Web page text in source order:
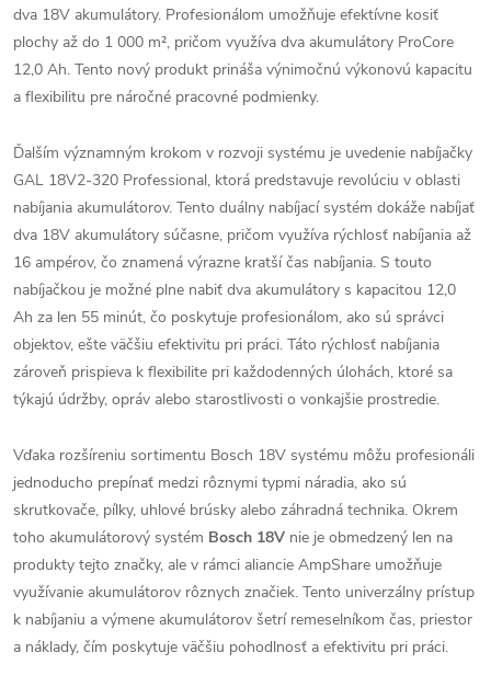
dva 18V akumulátory. Profesionálom umožňuje efektívne kosiť
plochy až do 1 000 m², pričom využíva dva akumulátory ProCore
12,0 Ah. Tento nový produkt prináša výnimočnú výkonovú kapacitu
a flexibilitu pre náročné pracovné podmienky.
Ďalším významným krokom v rozvoji systému je uvedenie nabíjačky
GAL 18V2-320 Professional, ktorá predstavuje revolúciu v oblasti
nabíjania akumulátorov. Tento duálny nabíjací systém dokáže nabíjať
dva 18V akumulátory súčasne, pričom využíva rýchlosť nabíjania až
16 ampérov, čo znamená výrazne kratší čas nabíjania. S touto
nabíjačkou je možné plne nabiť dva akumulátory s kapacitou 12,0
Ah za len 55 minút, čo poskytuje profesionálom, ako sú správci
objektov, ešte väčšiu efektivitu pri práci. Táto rýchlosť nabíjania
zároveň prispieva k flexibilite pri každodenných úlohách, ktoré sa
týkajú údržby, opráv alebo starostlivosti o vonkajšie prostredie.
Vďaka rozšíreniu sortimentu Bosch 18V systému môžu profesionáli
jednoducho prepínať medzi rôznymi typmi náradia, ako sú
skrutkovače, pílky, uhlové brúsky alebo záhradná technika. Okrem
toho akumulátorový systém Bosch 18V nie je obmedzený len na
produkty tejto značky, ale v rámci aliancie AmpShare umožňuje
využívanie akumulátorov rôznych značiek. Tento univerzálny prístup
k nabíjaniu a výmene akumulátorov šetrí remeselníkom čas, priestor
a náklady, čím poskytuje väčšiu pohodlnosť a efektivitu pri práci.